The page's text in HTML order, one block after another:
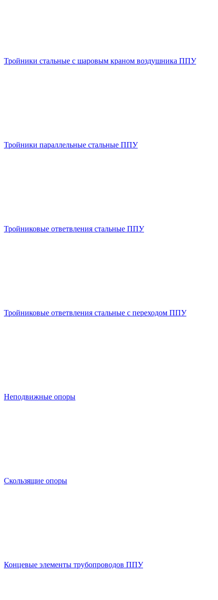
Тройники стальные с шаровым краном воздушника ППУ
Тройники параллельные стальные ППУ
Тройниковые ответвления стальные ППУ
Тройниковые ответвления стальные с переходом ППУ
Неподвижные опоры
Скользящие опоры
Концевые элементы трубопроводов ППУ